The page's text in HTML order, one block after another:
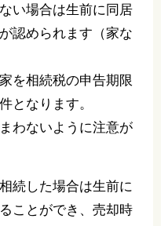
い場合は生前に同居
認められます（家な
を相続税の申告期限
となります。
わないように注意が
続した場合は生前に
ことができ、売却時